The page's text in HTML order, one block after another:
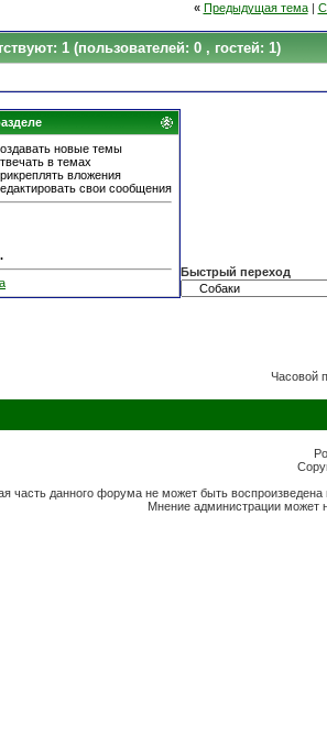
« Предыдущая тема|
1 (пользователей: 0 , гостей: 1)
новые темы
в темах
вложения
свои сообщения
Быстрый переход
Часовой
часть данного форума не может быть
Мнение администрации может